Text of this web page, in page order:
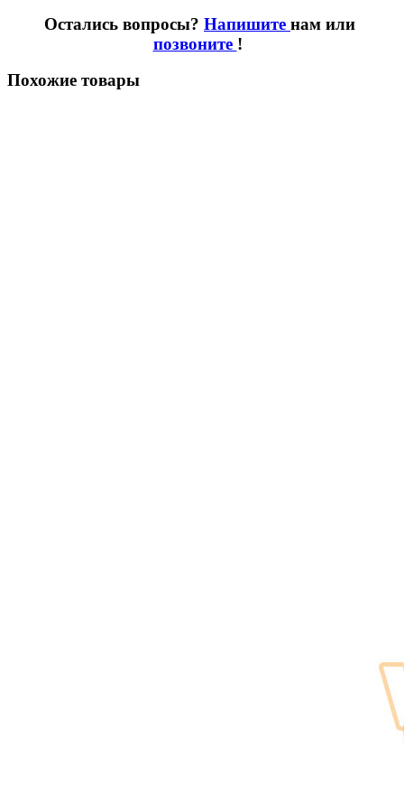
Остались вопросы? Напишите нам или
позвоните !
Похожие товары